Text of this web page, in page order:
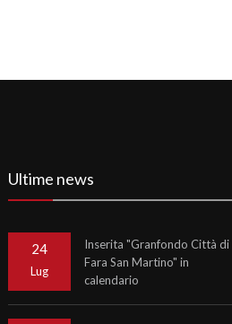
Ultime news
24
Lug
Inserita "Granfondo Città di
Fara San Martino" in
calendario